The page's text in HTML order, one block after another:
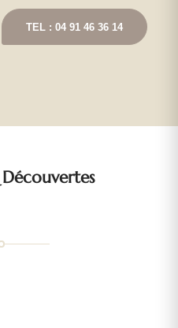
TEL : 04 91 46 36 14
Découvertes